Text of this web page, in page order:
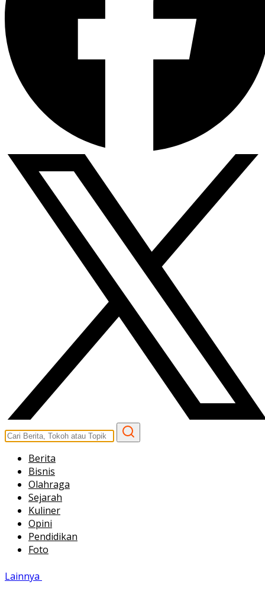
Berita
Bisnis
Olahraga
Sejarah
Kuliner
Opini
Pendidikan
Foto
Lainnya